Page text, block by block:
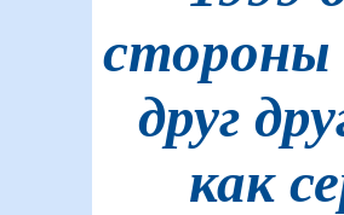
стороны
друг
как